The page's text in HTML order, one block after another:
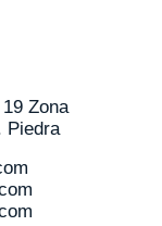
Zona
Piedra